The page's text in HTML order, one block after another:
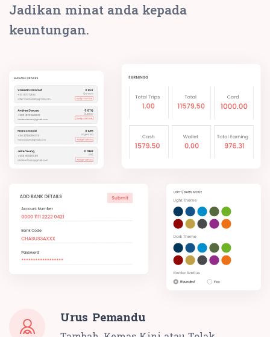
Jadikan minat anda kepada
keuntungan.
Urus Pemandu